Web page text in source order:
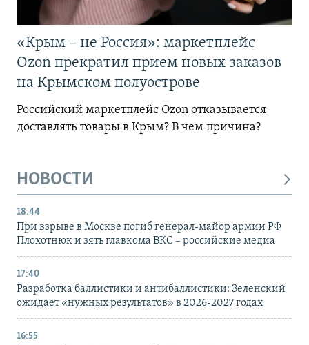
«Крым – не Россия»: маркетплейс
Ozon прекратил прием новых заказов
на Крымском полуострове
Российский маркетплейс Ozon отказывается
доставлять товары в Крым? В чем причина?
НОВОСТИ
18:44
При взрыве в Москве погиб генерал-майор армии РФ
Плохотнюк и зять главкома ВКС – российские медиа
17:40
Разработка баллистики и антибаллистики: Зеленский
ожидает «нужных результатов» в 2026-2027 годах
16:55